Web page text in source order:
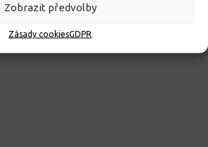
Zobrazit předvolby
Zásady cookiesGDPR